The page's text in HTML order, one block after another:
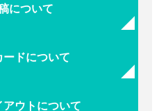
について
ドについて
ウトについて